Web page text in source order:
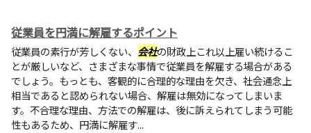
従業員を円満に解雇するポイント
従業員の素行が芳しくない、 会社の財政上これ以上雇い続けるこ
とが厳しいなど、さまざまな事情で従業員を解雇する場合がある
でしょう。もっとも、客観的に合理的な理由を欠き、社会通念上
相当であると認められない場合、解雇は無効になってしまいま
す。不合理な理由、方法での解雇は、後に訴えられてしまう可能
性もあるため、円満に解雇す...